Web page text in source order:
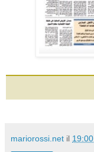
mariorossi.net il 19:00